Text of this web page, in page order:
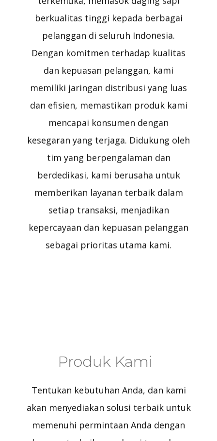
berkualitas tinggi kepada berbagai
pelanggan di seluruh Indonesia.
Dengan komitmen terhadap kualitas
dan kepuasan pelanggan, kami
memiliki jaringan distribusi yang luas
dan efisien, memastikan produk kami
mencapai konsumen dengan
kesegaran yang terjaga. Didukung oleh
tim yang berpengalaman dan
berdedikasi, kami berusaha untuk
memberikan layanan terbaik dalam
setiap transaksi, menjadikan
kepercayaan dan kepuasan pelanggan
sebagai prioritas utama kami.
Produk Kami
Tentukan kebutuhan Anda, dan kami
akan menyediakan solusi terbaik untuk
memenuhi permintaan Anda dengan